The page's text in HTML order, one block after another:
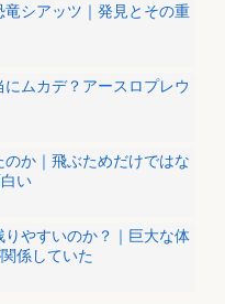
シアッツ｜発見とその重
ムカデ？アースロプレウ
か｜飛ぶためだけではな
い
やすいのか？｜巨大な体
係していた